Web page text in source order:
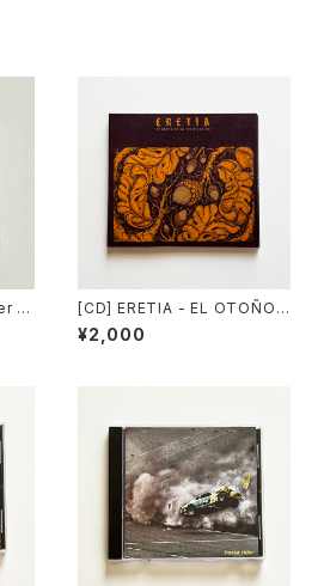
-
[CD] ERETIA - EL OTOÑO
DE LA CIVILIZACIÓN / Slow
Down Records DISTRO
¥2,000